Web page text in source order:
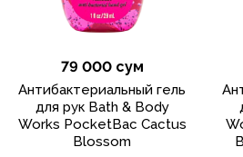
79 000 сум
Антибактериальный гель
для рук Bath & Body
Works PocketBac Cactus
Blossom